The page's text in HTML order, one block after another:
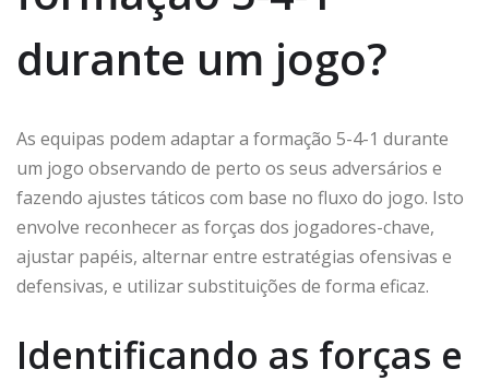
durante um jogo?
As equipas podem adaptar a formação 5-4-1 durante
um jogo observando de perto os seus adversários e
fazendo ajustes táticos com base no fluxo do jogo. Isto
envolve reconhecer as forças dos jogadores-chave,
ajustar papéis, alternar entre estratégias ofensivas e
defensivas, e utilizar substituições de forma eficaz.
Identificando as forças e